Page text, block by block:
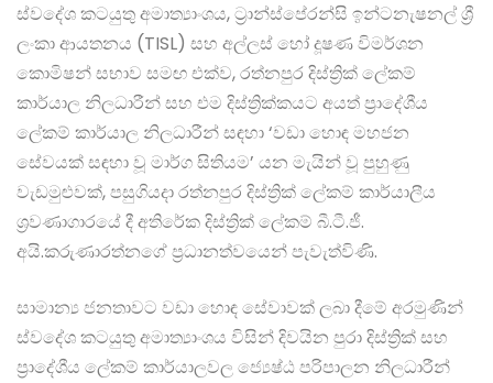
ස්වදේශ කටයුතු අමාත්‍යාංශය, ට්‍රාන්ස්පේරන්සි ඉන්ටනැෂනල් ශ්‍රී
ලංකා ආයතනය (TISL) සහ අල්ලස් හෝ දූෂණ විමර්ශන
කොමිෂන් සභාව සමඟ එක්ව, රත්නපුර දිස්ත්‍රික් ලේකම්
කාර්යාල නිලධාරීන් සහ එම දිස්ත්‍රික්කයට අයත් ප්‍රාදේශීය
ලේකම් කාර්යාල නිලධාරීන් සඳහා ‘වඩා හොඳ මහජන
සේවයක් සඳහා වූ මාර්ග සිතියම’ යන මැයින් වූ පුහුණු
වැඩමුළුවක්, පසුගියදා රත්නපුර දිස්ත්‍රික් ලේකම් කාර්යාලීය
ශ්‍රවණාගාරයේ දී අතිරේක දිස්ත්‍රික් ලේකම් බී.ටී.ජී.
අයි.කරුණාරත්නගේ ප්‍රධානත්වයෙන් පැවැත්විණි.
සාමාන්‍ය ජනතාවට වඩා හොඳ සේවාවක් ලබා දීමේ අරමුණින්
ස්වදේශ කටයුතු අමාත්‍යාංශය විසින් දිවයින පුරා දිස්ත්‍රික් සහ
ප්‍රාදේශීය ලේකම් කාර්යාලවල ජ්‍යෙෂ්ඨ පරිපාලන නිලධාරීන්